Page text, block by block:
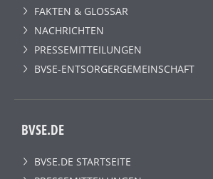
FAKTEN & GLOSSAR
NACHRICHTEN
PRESSEMITTEILUNGEN
BVSE-ENTSORGERGEMEINSCHAFT
BVSE.DE
BVSE.DE STARTSEITE